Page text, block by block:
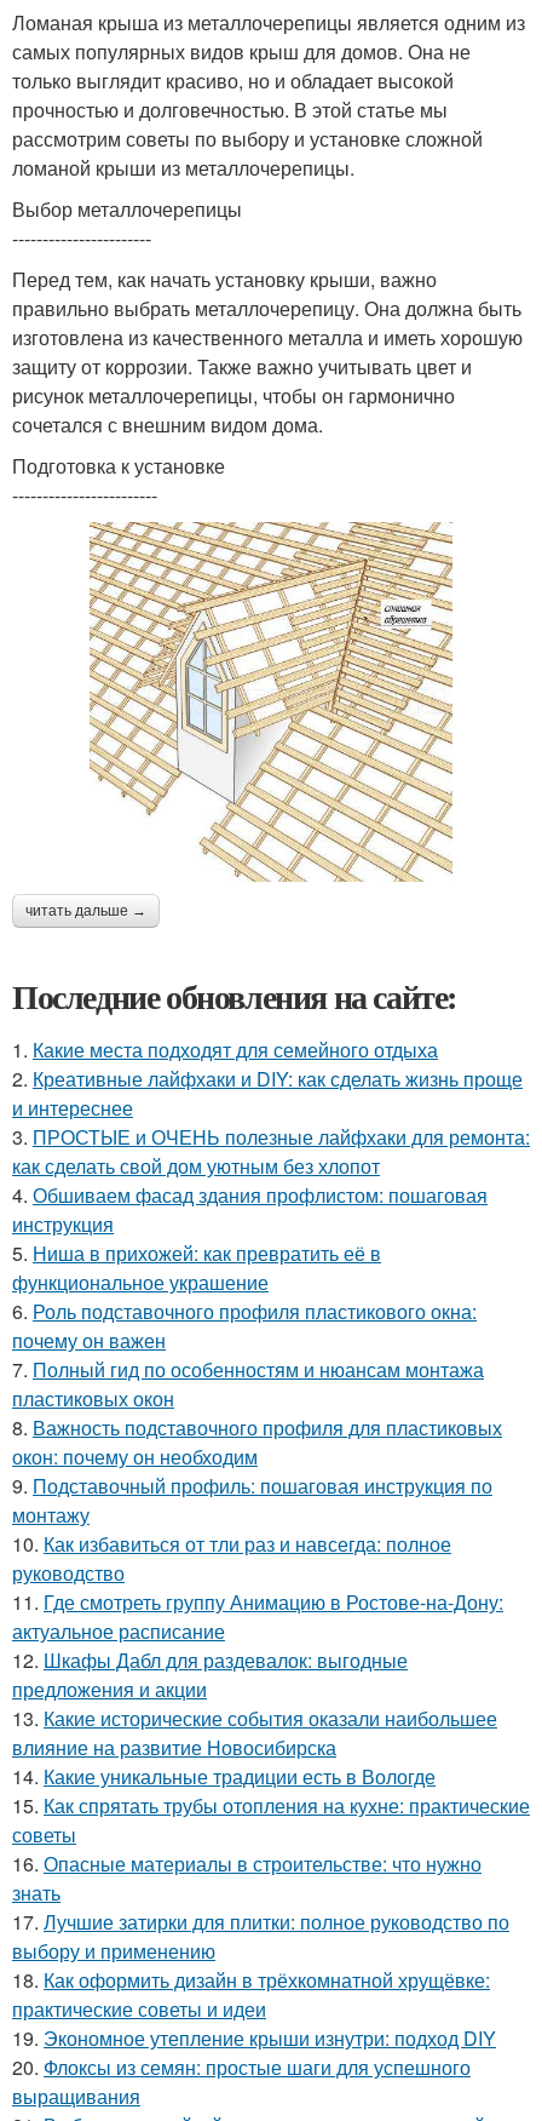
Ломаная крыша из металлочерепицы является одним из
самых популярных видов крыш для домов. Она не
только выглядит красиво, но и обладает высокой
прочностью и долговечностью. В этой статье мы
рассмотрим советы по выбору и установке сложной
ломаной крыши из металлочерепицы.
Выбор металлочерепицы
-----------------------
Перед тем, как начать установку крыши, важно
правильно выбрать металлочерепицу. Она должна быть
изготовлена из качественного металла и иметь хорошую
защиту от коррозии. Также важно учитывать цвет и
рисунок металлочерепицы, чтобы он гармонично
сочетался с внешним видом дома.
Подготовка к установке
------------------------
читать дальше →
Последние обновления на сайте:
1. Какие места подходят для семейного отдыха
2. Креативные лайфхаки и DIY: как сделать жизнь проще
и интереснее
3. ПРОСТЫЕ и ОЧЕНЬ полезные лайфхаки для ремонта:
как сделать свой дом уютным без хлопот
4. Обшиваем фасад здания профлистом: пошаговая
инструкция
5. Ниша в прихожей: как превратить её в
функциональное украшение
6. Роль подставочного профиля пластикового окна:
почему он важен
7. Полный гид по особенностям и нюансам монтажа
пластиковых окон
8. Важность подставочного профиля для пластиковых
окон: почему он необходим
9. Подставочный профиль: пошаговая инструкция по
монтажу
10. Как избавиться от тли раз и навсегда: полное
руководство
11. Где смотреть группу Анимацию в Ростове-на-Дону:
актуальное расписание
12. Шкафы Дабл для раздевалок: выгодные
предложения и акции
13. Какие исторические события оказали наибольшее
влияние на развитие Новосибирска
14. Какие уникальные традиции есть в Вологде
15. Как спрятать трубы отопления на кухне: практические
советы
16. Опасные материалы в строительстве: что нужно
знать
17. Лучшие затирки для плитки: полное руководство по
выбору и применению
18. Как оформить дизайн в трёхкомнатной хрущёвке:
практические советы и идеи
19. Экономное утепление крыши изнутри: подход DIY
20. Флоксы из семян: простые шаги для успешного
выращивания